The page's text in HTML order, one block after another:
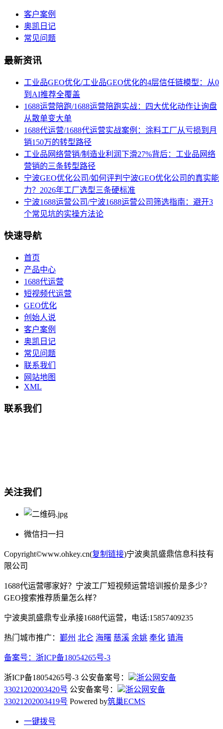
客户案例
奥凯日记
常见问题
最新资讯
工业品GEO优化/工业品GEO优化的4层信任链模型：从0
到AI推荐全覆盖
1688运营陪跑/1688运营陪跑实战：四大优化动作让询盘
从散单变大单
1688代运营/1688代运营实战案例：涂料工厂从亏损到月
销150万的转型路径
工业品网络营销/制造业利润下滑27%背后：工业品网络
营销的三条转型路径
宁波GEO优化公司/如何评判宁波GEO优化公司的真实能
力？2026年工厂选型三条硬标准
宁波1688运营公司/宁波1688运营公司筛选指南：避开3
个常见坑的实操方法论
快速导航
首页
产品中心
1688代运营
短视频代运营
GEO优化
创始人说
客户案例
奥凯日记
常见问题
联系我们
网站地图
XML
联系我们
关注我们
微信扫一扫
Copyright©www.ohkey.cn(复制链接)宁波奥凯盛鼎信息科技有
限公司
1688代运营哪家好？宁波工厂短视频运营培训报价是多少？
GEO搜索推荐质量怎么样？
宁波奥凯盛鼎专业承接1688代运营，电话:15857409235
热门城市推广： 鄞州 北仑 海曙 慈溪 余姚 奉化 镇海
备案号： 浙ICP备18054265号-3
浙ICP备18054265号-3 公安备案号：
浙公网安备
33021202003420号 公安备案号：
浙公网安备
33021202003419号 Powered by筑巢ECMS
一键拨号